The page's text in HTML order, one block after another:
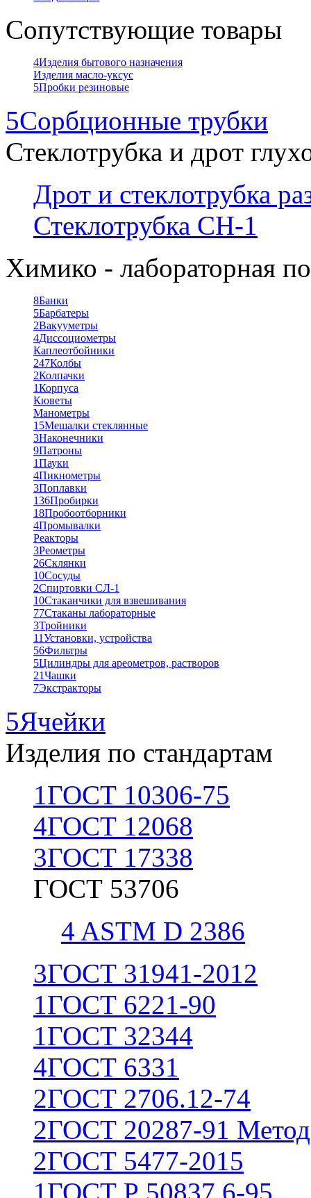
Сопутствующие товары
4Изделия бытового назначения
Изделия масло-уксус
5Пробки резиновые
5Сорбционные трубки
Стеклотрубка и дрот
Дрот и стеклотрубка
Стеклотрубка СН-1
Химико - лабораторная
8Банки
5Барбатеры
2Вакууметры
4Диссоциометры
Каплеотбойники
247Колбы
2Колпачки
1Корпуса
Кюветы
Манометры
15Мешалки стеклянные
3Наконечники
9Патроны
1Пауки
4Пикнометры
3Поплавки
136Пробирки
18Пробоотборники
4Промывалки
Реакторы
3Реометры
26Склянки
10Сосуды
2Спиртовки СЛ-1
10Стаканчики для взвешивания
77Стаканы лабораторные
3Тройники
11Установки, устройства
56Фильтры
5Цилиндры для ареометров, растворов
21Чашки
7Экстракторы
5Ячейки
Изделия по стандартам
1ГОСТ 10306-75
4ГОСТ 12068
3ГОСТ 17338
ГОСТ 53706
4 ASTM D 2386
3ГОСТ 31941-2012
1ГОСТ 6221-90
1ГОСТ 32344
4ГОСТ 6331
2ГОСТ 2706.12-74
2ГОСТ 20287-91
2ГОСТ 5477-2015